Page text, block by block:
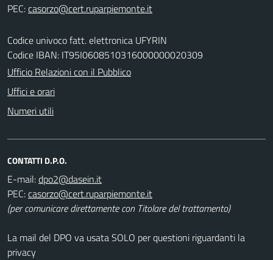
PEC:
Codice univoco fatt. elettronica UFYRIN
Codice IBAN: IT95I0608510316000000020309
Ufficio Relazioni con il Pubblico
Uffici e orari
Numeri utili
CONTATTI D.P.O.
E-mail:
PEC:
(per comunicare direttamente con Titolare del trattamento)
La mail del DPO va usata SOLO per questioni riguardanti la
privacy